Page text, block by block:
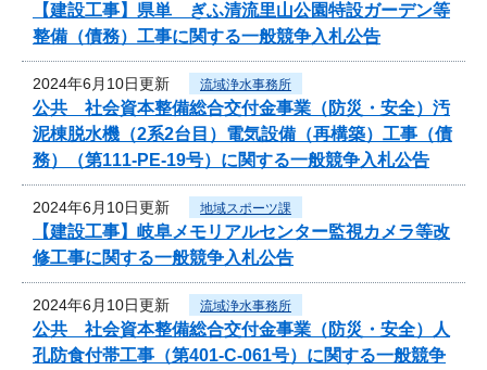
【建設工事】県単 ぎふ清流里山公園特設ガーデン等
整備（債務）工事に関する一般競争入札公告
2024年6月10日更新 流域浄水事務所
公共 社会資本整備総合交付金事業（防災・安全）汚
泥棟脱水機（2系2台目）電気設備（再構築）工事（債
務）（第111-PE-19号）に関する一般競争入札公告
2024年6月10日更新 地域スポーツ課
【建設工事】岐阜メモリアルセンター監視カメラ等改
修工事に関する一般競争入札公告
2024年6月10日更新 流域浄水事務所
公共 社会資本整備総合交付金事業（防災・安全）人
孔防食付帯工事（第401-C-061号）に関する一般競争